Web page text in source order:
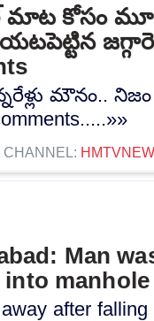
కోసం
మౌనం.. నిజం
CHANNEL:
Man
after